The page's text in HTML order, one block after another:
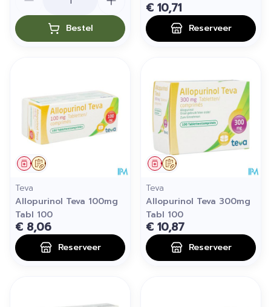
Bestel
€ 10,71
Reserveer
Op voorschrift
Geneesmiddel
Teva
Allopurinol Teva 100mg
Tabl 100
€ 8,06
Reserveer
Op voorschrift
Geneesmiddel
Teva
Allopurinol Teva 300mg
Tabl 100
€ 10,87
Reserveer